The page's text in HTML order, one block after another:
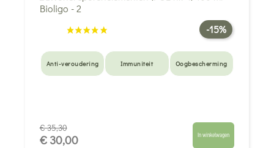
-15%
Anti-veroudering Immuniteit Oogbescherming
€ 35,30
€ 30,00 In winkelwagen